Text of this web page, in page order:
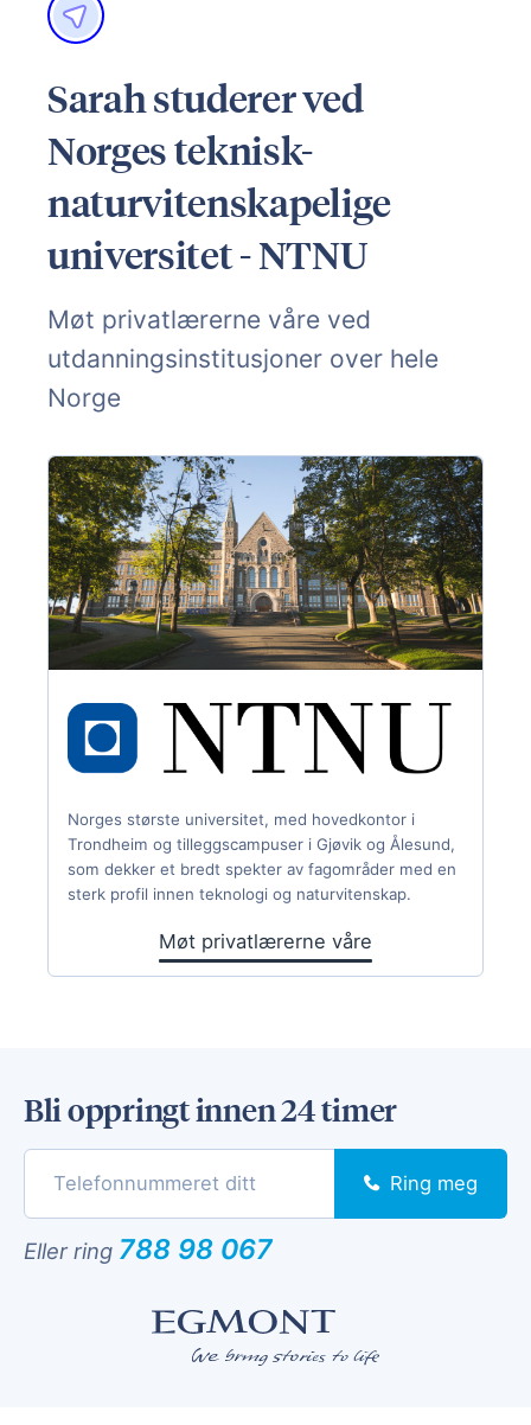
Sarah studerer ved
Norges teknisk-
naturvitenskapelige
universitet - NTNU
Møt privatlærerne våre ved
utdanningsinstitusjoner over hele
Norge
Norges største universitet, med hovedkontor i
Trondheim og tilleggscampuser i Gjøvik og Ålesund,
som dekker et bredt spekter av fagområder med en
sterk profil innen teknologi og naturvitenskap.
Møt privatlærerne våre
Bli oppringt innen 24 timer
Ring meg
Eller ring 788 98 067